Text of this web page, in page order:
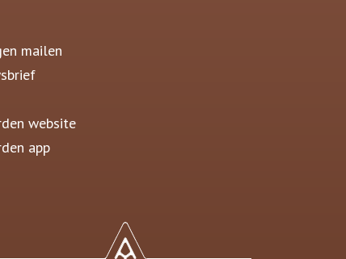
mailen
website
app